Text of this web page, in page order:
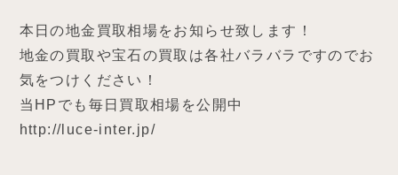
本日の地金買取相場をお知らせ致します！
地金の買取や宝石の買取は各社バラバラですのでお
気をつけください！
当HPでも毎日買取相場を公開中
http://luce-inter.jp/